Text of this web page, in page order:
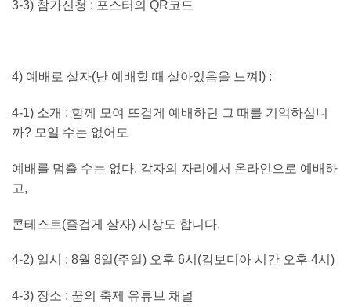
3-3) 참가신청 : 포스터의 QR코드
4) 예배로 살자(난 예배할 때 살아있음을 느껴 !) :
4-1) 소개 : 함께 모여 뜨겁게 예배하던 그 때를 기억하십니
까? 모일 수는 없어도
예배를 멈출 수는 없다. 각자의 자리에서 온라인으로 예배하
고,
콘테스트 (즐겁게 살자) 시상도 합니다.
4-2) 일시 : 8월 8일(주일) 오후 6시 (캄보디아 시간 오후 4시 )
4-3) 장소 : 꿈의 축제 유튜브 채널